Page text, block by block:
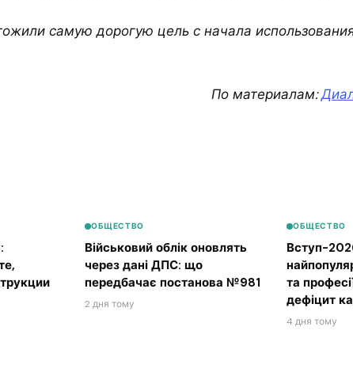
самую дорогую цель с начала
По материалам:
ОБЩЕСТВО
Військовий облік оновлять
через дані ДПС: що
передбачає постанова №981
2 дня тому
ОБЩЕСТВО
Вступ-
та
дефіцит
4 дня тому